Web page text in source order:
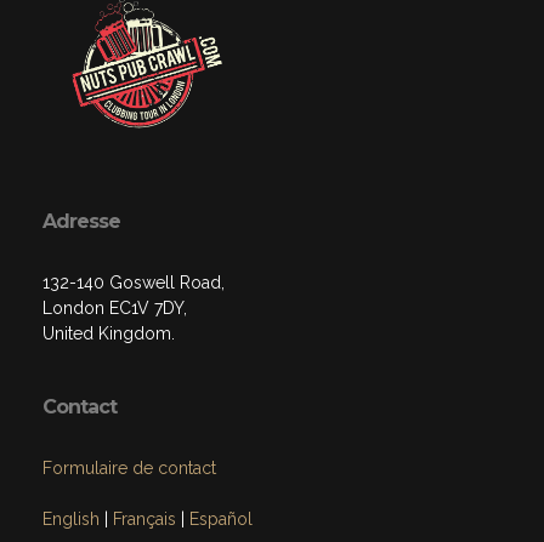
Adresse
132-140 Goswell Road,
London EC1V 7DY,
United Kingdom.
Contact
Formulaire de contact
English Français Español